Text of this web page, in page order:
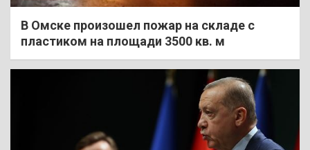
В Омске произошел пожар на складе с
пластиком на площади 3500 кв. м